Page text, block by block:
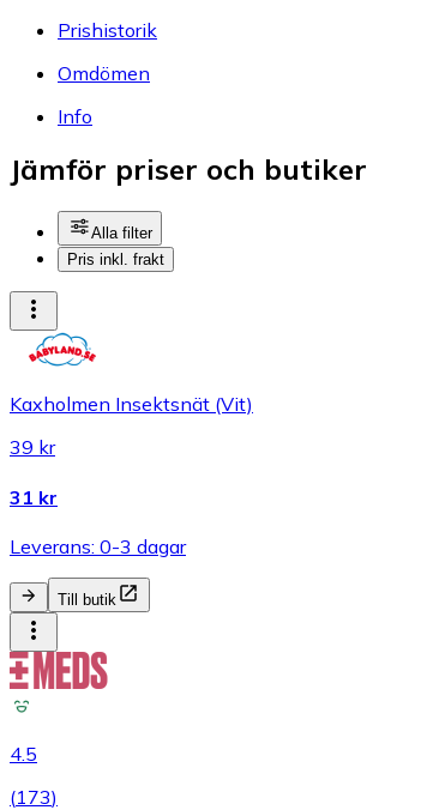
Prishistorik
Omdömen
Info
Jämför priser och butiker
Alla filter
Pris inkl. frakt
Kaxholmen Insektsnät (Vit)
39 kr
31 kr
Leverans: 0-3 dagar
Till butik
4.5
(173)